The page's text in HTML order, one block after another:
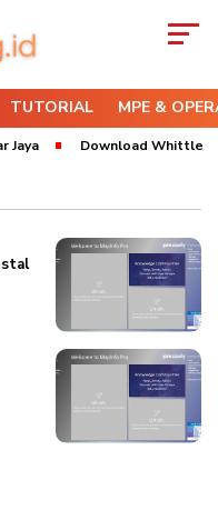
TUTORIAL MPE &
Download Whittle